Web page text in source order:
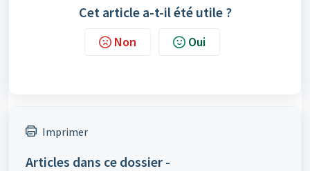
Cet article a-t-il été utile ?
Non Oui
Imprimer
Articles dans ce dossier -